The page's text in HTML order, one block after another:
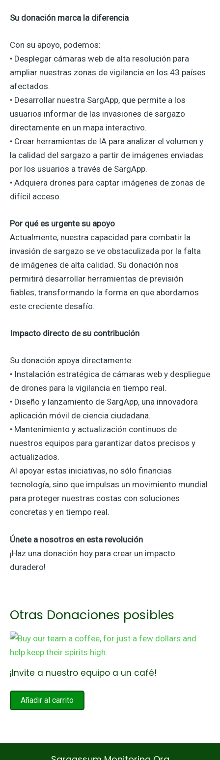
Su donación marca la diferencia
Con su apoyo, podemos:
• Desplegar cámaras web de alta resolución para
ampliar nuestras zonas de vigilancia en los 43 países
afectados.
• Desarrollar nuestra SargApp, que permite a los
usuarios informar de las invasiones de sargazo
directamente en un mapa interactivo.
• Crear herramientas de IA para analizar el volumen y
la calidad del sargazo a partir de imágenes enviadas
por los usuarios a través de SargApp.
• Adquiera drones para captar imágenes de zonas de
difícil acceso.
Por qué es urgente su apoyo
Actualmente, nuestra capacidad para combatir la
invasión de sargazo se ve obstaculizada por la falta
de imágenes de alta calidad. Su donación nos
permitirá desarrollar herramientas de previsión
fiables, transformando la forma en que abordamos
este creciente desafío.
Impacto directo de su contribución
Su donación apoya directamente:
• Instalación estratégica de cámaras web y despliegue
de drones para la vigilancia en tiempo real.
• Diseño y lanzamiento de SargApp, una innovadora
aplicación móvil de ciencia ciudadana.
• Mantenimiento y actualización continuos de
nuestros equipos para garantizar datos precisos y
actualizados.
Al apoyar estas iniciativas, no sólo financias
tecnología, sino que impulsas un movimiento mundial
para proteger nuestras costas con soluciones
concretas y en tiempo real.
Únete a nosotros en esta revolución
¡Haz una donación hoy para crear un impacto
duradero!
Otras Donaciones posibles
¡Invite a nuestro equipo a un café!
Añadir al carrito